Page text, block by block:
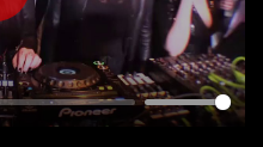
PLAY